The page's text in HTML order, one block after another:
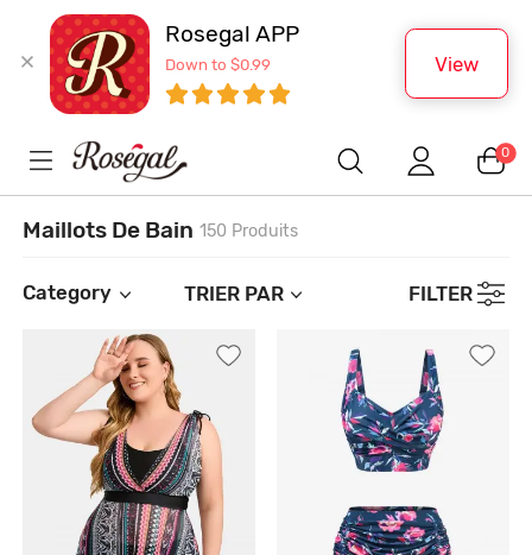
Rosegal APP
Down to $0.99 View
0
Maillots De Bain 150 Produits
Category TRIER PAR FILTER